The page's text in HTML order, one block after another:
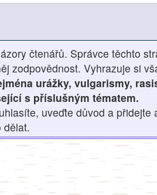
čtenářů. Správce těchto
zodpovědnost. Vyhrazuje si
urážky, vulgarismy,
s příslušným tématem.
uveďte důvod a přidejte
dělat.